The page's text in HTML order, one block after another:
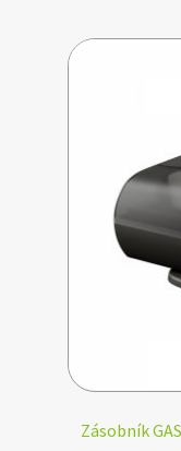
Zásobník